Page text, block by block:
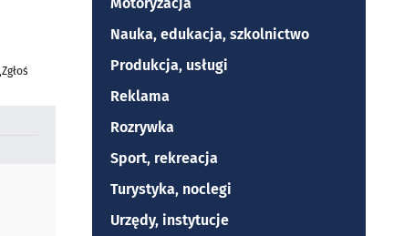
Zgłoś
Nauka, edukacja, szkolnictwo
Produkcja, usługi
Reklama
Rozrywka
Sport, rekreacja
Turystyka, noclegi
Urzędy, instytucje